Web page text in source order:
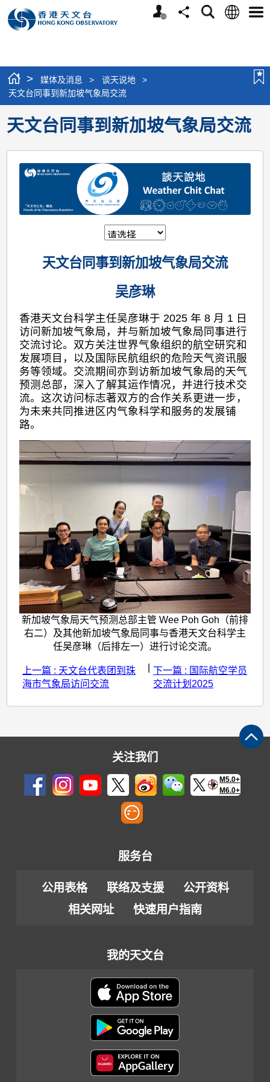
个
分
搜
语
选
> 媒体及消息 > 谈天说地
>
天文台同事到新加坡气象局交流
天文台同事到新加坡气象局交流
天文台同事到新加坡气象局交流
吴彦琳
香港天文台科学主任吴彦琳于 2025 年 8 月 1 日
访问新加坡气象局，并与新加坡气象局同事进行
交流讨论。双方关注世界气象组织的航空研究和
发展项目，以及国际民航组织的危险天气资讯服
务等领域。交流期间亦到访新加坡气象局的天气
预测总部，深入了解其运作情况，并进行技术交
流。这次访问标志著双方的合作关系更进一步，
为未来共同推进区内气象科学和服务的发展铺
路。
新加坡气象局天气预测总部主管 Wee Poh Goh（前排
右二）及其他新加坡气象局同事与香港天文台科学主
任吴彦琳（后排左一）进行讨论交流。
上一篇 : 天文台代表团到珠
海市气象局访问交流
下一篇 : 国际航空学员
交流计划2025
关注我们
M5.0+
M6.0+
服务台
公用表格 联络及支援
公开资料
相关网址
快速用户指南
我的天文台